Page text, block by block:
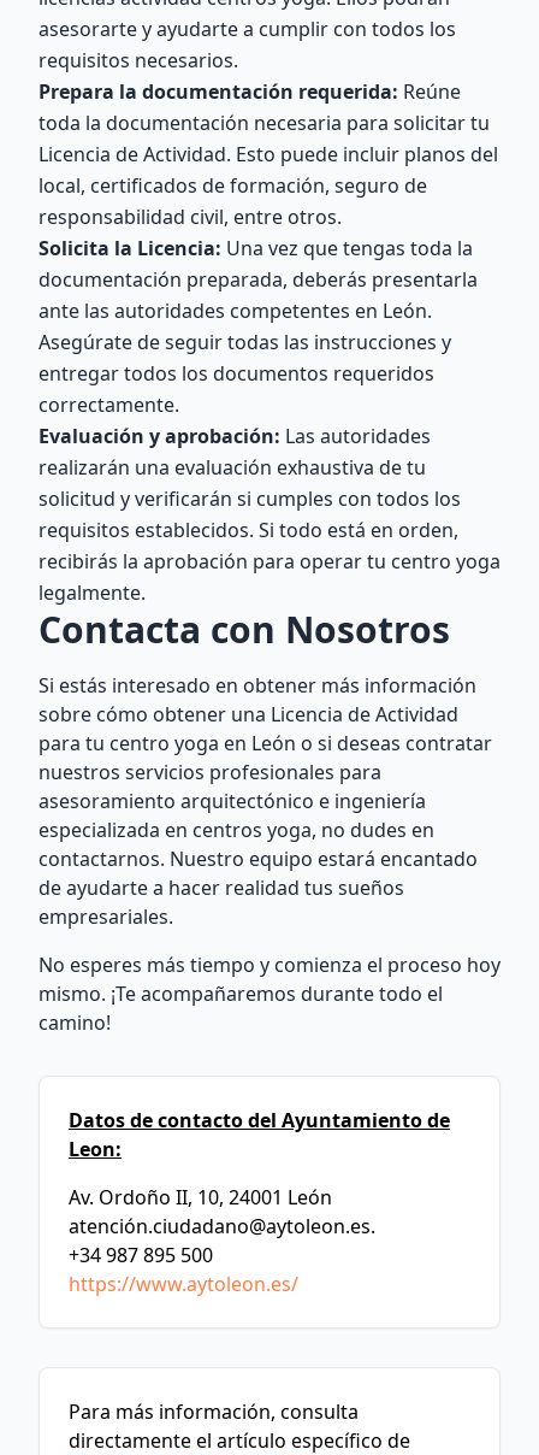
asesorarte y ayudarte a cumplir con todos los
requisitos necesarios.
Prepara la documentación requerida: Reúne
toda la documentación necesaria para solicitar tu
Licencia de Actividad. Esto puede incluir planos del
local, certificados de formación, seguro de
responsabilidad civil, entre otros.
Solicita la Licencia: Una vez que tengas toda la
documentación preparada, deberás presentarla
ante las autoridades competentes en León.
Asegúrate de seguir todas las instrucciones y
entregar todos los documentos requeridos
correctamente.
Evaluación y aprobación: Las autoridades
realizarán una evaluación exhaustiva de tu
solicitud y verificarán si cumples con todos los
requisitos establecidos. Si todo está en orden,
recibirás la aprobación para operar tu centro yoga
legalmente.
Contacta con Nosotros
Si estás interesado en obtener más información
sobre cómo obtener una Licencia de Actividad
para tu centro yoga en León o si deseas contratar
nuestros servicios profesionales para
asesoramiento arquitectónico e ingeniería
especializada en centros yoga, no dudes en
contactarnos. Nuestro equipo estará encantado
de ayudarte a hacer realidad tus sueños
empresariales.
No esperes más tiempo y comienza el proceso hoy
mismo. ¡Te acompañaremos durante todo el
camino!
Datos de contacto del Ayuntamiento de
Leon:
Av. Ordoño II, 10, 24001 León
atención.ciudadano@aytoleon.es.
+34 987 895 500
https://www.aytoleon.es/
Para más información, consulta
directamente el artículo específico de